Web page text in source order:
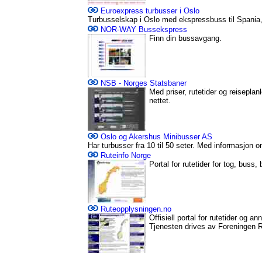
Euroexpress turbusser i Oslo
Turbusselskap i Oslo med ekspressbuss til
NOR-WAY Bussekspress
Finn din bussavgang.
NSB - Norges Statsbaner
Med priser, rutetider og
nettet.
Oslo og Akershus Minibusser AS
Har turbusser fra 10 til 50 seter. Med informasjon
Ruteinfo Norge
Portal for rutetider for tog, buss,
Ruteopplysningen.no
Offisiell portal for rutetider og
Tjenesten drives av Foreningen